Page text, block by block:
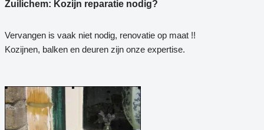
Zuilichem: Kozijn reparatie nodig?
Vervangen is vaak niet nodig, renovatie op maat !!
Kozijnen, balken en deuren zijn onze expertise.